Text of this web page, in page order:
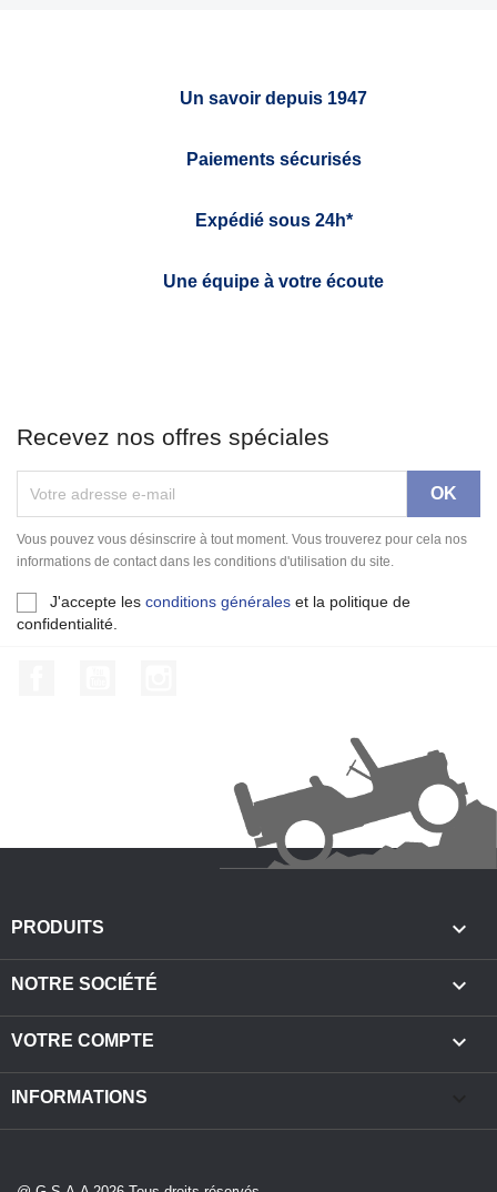
Un savoir depuis 1947
Paiements sécurisés
Expédié sous 24h*
Une équipe à votre écoute
Recevez nos offres spéciales
Vous pouvez vous désinscrire à tout moment. Vous trouverez pour cela nos
informations de contact dans les conditions d'utilisation du site.
J'accepte les conditions générales et la politique de
confidentialité.
PRODUITS 
NOTRE SOCIÉTÉ 
VOTRE COMPTE 
INFORMATIONS